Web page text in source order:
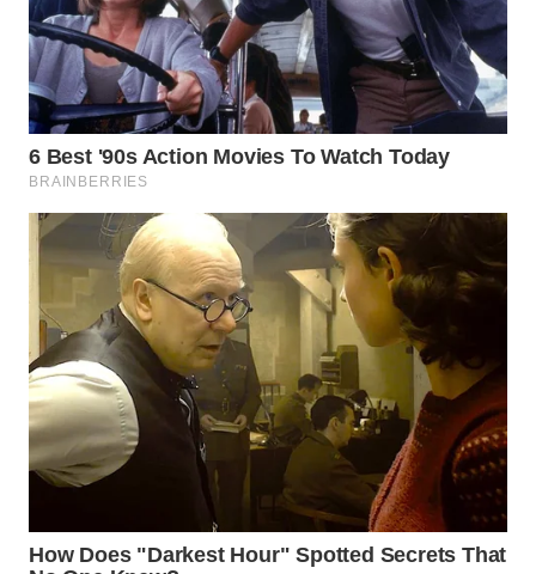
WN
TAPANULI
TENGAH
WN DELI
SERDANG
WN
TEBING
TINGGI
WN
PAKPAK
WN
KARAWANG
WN